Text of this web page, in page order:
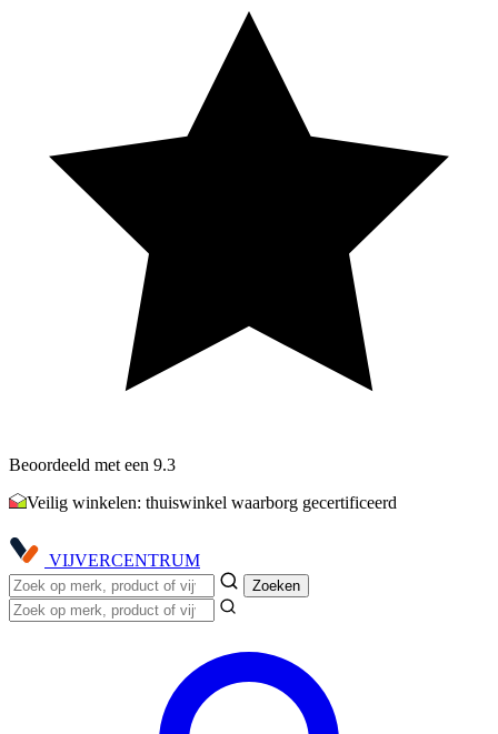
Beoordeeld met een 9.3
Veilig winkelen: thuiswinkel waarborg gecertificeerd
VIJVERCENTRUM
Zoeken